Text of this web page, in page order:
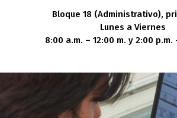
Bloque 18 (Administrativo),
Lunes a Viernes
8:00 a.m. – 12:00 m. y 2:00 p.m.